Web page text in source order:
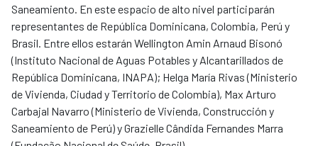
Saneamiento. En este espacio de alto nivel participarán
representantes de República Dominicana, Colombia, Perú y
Brasil. Entre ellos estarán Wellington Amin Arnaud Bisonó
(Instituto Nacional de Aguas Potables y Alcantarillados de
República Dominicana, INAPA); Helga María Rivas (Ministerio
de Vivienda, Ciudad y Territorio de Colombia), Max Arturo
Carbajal Navarro (Ministerio de Vivienda, Construcción y
Saneamiento de Perú) y Grazielle Cândida Fernandes Marra